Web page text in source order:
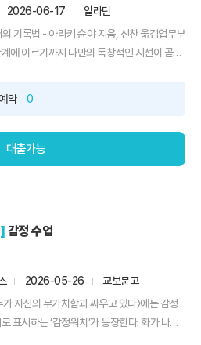
2026-06-17
알라딘
기록법 - 아라키 슌야 지음, 신찬 옮김업무부
에 이르기까지 나만의 독창적인 시선이 곧
약 0
대출가능
감정 수업
2026-05-26
교보문고
가 자신의 무가치함과 싸우고 있다〉에는 감정
표시하는 ‘감정워치’가 등장한다. 화가 나거